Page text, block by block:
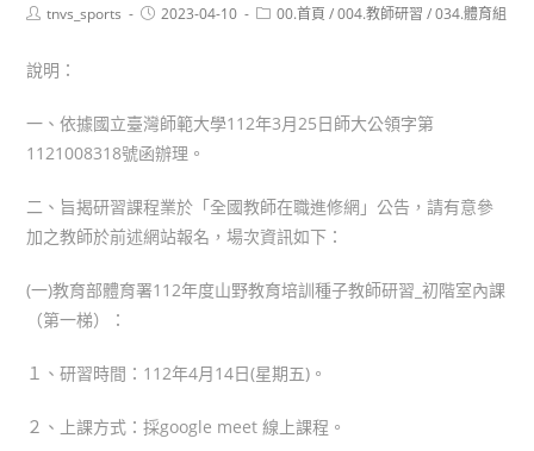
Posttnvs_sports
Post2023-04-10
Post00.首頁 / 004.教師研習 / 034.體育組
說明：
一、依據國立臺灣師範大學112年3月25日師大公領字第
1121008318號函辦理。
二、旨揭研習課程業於「全國教師在職進修網」公告，請有意參
加之教師於前述網站報名，場次資訊如下：
(一)教育部體育署112年度山野教育培訓種子教師研習_初階室內課
（第一梯）：
１、研習時間：112年4月14日(星期五)。
２、上課方式：採google meet 線上課程。